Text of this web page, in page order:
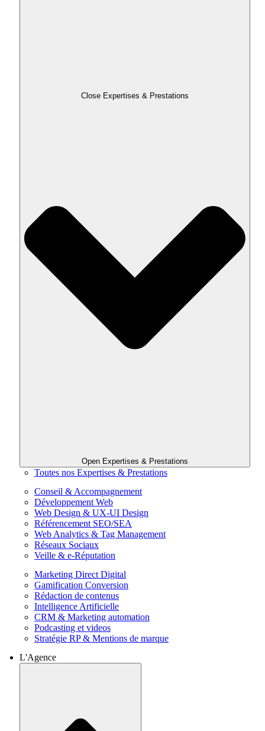
Close Expertises & Prestations
Open Expertises & Prestations
Toutes nos Expertises & Prestations
Conseil & Accompagnement
Développement Web
Web Design & UX-UI Design
Référencement SEO/SEA
Web Analytics & Tag Management
Réseaux Sociaux
Veille & e-Réputation
Marketing Direct Digital
Gamification Conversion
Rédaction de contenus
Intelligence Artificielle
CRM & Marketing automation
Podcasting et videos
Stratégie RP & Mentions de marque
L'Agence